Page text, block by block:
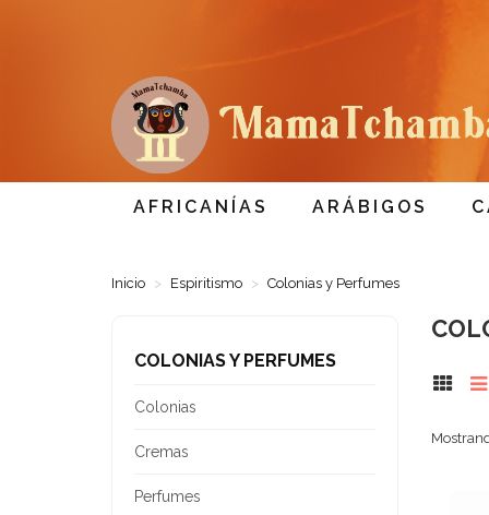
AFRICANÍAS ARÁBIGOS
Inicio Espiritismo Colonias y Perfumes
COLONIAS Y PERFUMES
Colonias
Cremas
Perfumes